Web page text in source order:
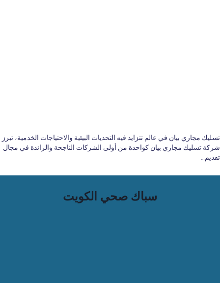
تسليك مجاري بيان في عالم تتزايد فيه التحديات البيئية والاحتياجات الخدمية، تبرز
شركة تسليك مجاري بيان كواحدة من أولى الشركات الناجحة والرائدة في مجال
تقديم…
سباك صحي الكويت